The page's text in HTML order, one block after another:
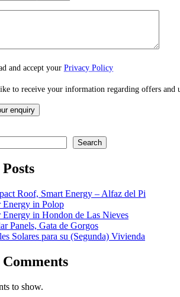
and accept your Privacy Policy
to receive your information regarding offers and
Search
Roof, Smart Energy – Alfaz del Pi
Energy in Polop
Energy in Hondon de Las Nieves
Panels, Gata de Gorgos
Solares para su (Segunda) Vivienda
to show.